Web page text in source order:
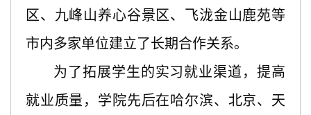
区、九峰山养心谷景区、飞泷金山鹿苑等
市内多家单位建立了长期合作关系。
为了拓展学生的实习就业渠道，提高
就业质量，学院先后在哈尔滨、北京、天